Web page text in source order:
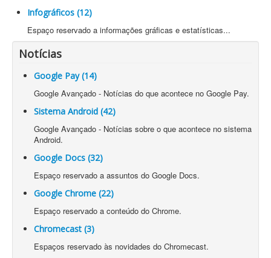
Infográficos (12)
Espaço reservado a informações gráficas e estatísticas...
Notícias
Google Pay (14)
Google Avançado - Notícias do que acontece no Google Pay.
Sistema Android (42)
Google Avançado - Notícias sobre o que acontece no sistema
Android.
Google Docs (32)
Espaço reservado a assuntos do Google Docs.
Google Chrome (22)
Espaço reservado a conteúdo do Chrome.
Chromecast (3)
Espaços reservado às novidades do Chromecast.